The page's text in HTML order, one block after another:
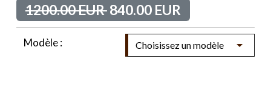
1200.00 EUR840.00 EUR
Modèle :